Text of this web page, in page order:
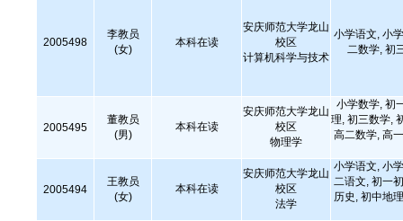
2005498
李教员
(女)
本科在读
安庆师范大学龙山
校区
计算机科学与技术
小学语文, 小
二数学, 初
2005495
董教员
(男)
本科在读
安庆师范大学龙山
校区
物理学
小学数学, 初
理, 初三数学,
高二数学, 高
2005494
王教员
(女)
本科在读
安庆师范大学龙山
校区
法学
小学语文, 小
二语文, 初一
历史, 初中地